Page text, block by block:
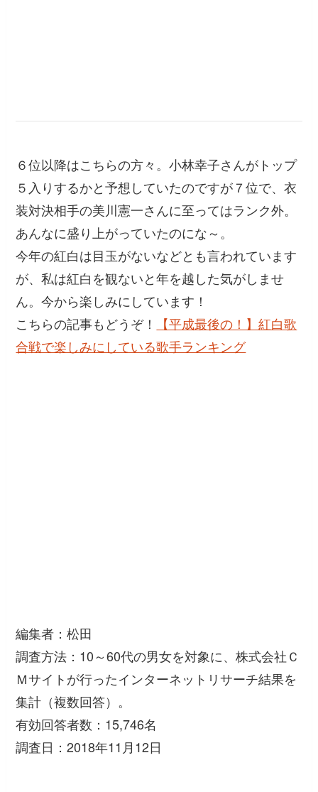
６位以降はこちらの方々。小林幸子さんがトップ
５入りするかと予想していたのですが７位で、衣
装対決相手の美川憲一さんに至ってはランク外。
あんなに盛り上がっていたのにな～。
今年の紅白は目玉がないなどとも言われています
が、私は紅白を観ないと年を越した気がしませ
ん。今から楽しみにしています！
こちらの記事もどうぞ！
【平成最後の！】紅白歌
合戦で楽しみにしている歌手ランキング
編集者：松田
調査方法：10～60代の男女を対象に、株式会社Ｃ
Ｍサイトが行ったインターネットリサーチ結果を
集計（複数回答）。
有効回答者数：15,746名
調査日：2018年11月12日